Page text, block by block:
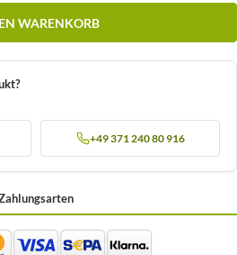
WARENKORB
+49 371 240 80 916